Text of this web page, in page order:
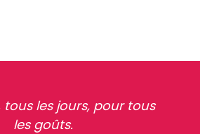
tous les jours, pour tous
les goûts.